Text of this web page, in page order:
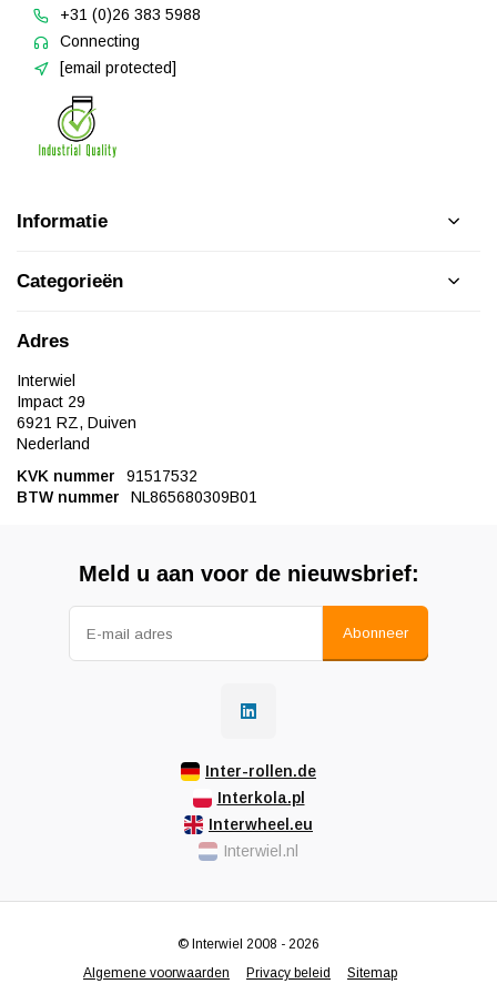
+31 (0)26 383 5988
Connecting
[email protected]
Informatie
Categorieën
Adres
Interwiel
Impact 29
6921 RZ, Duiven
Nederland
KVK nummer
91517532
BTW nummer
NL865680309B01
Meld u aan voor de nieuwsbrief:
Abonneer
Inter-rollen.de
Interkola.pl
Interwheel.eu
Interwiel.nl
Algemene voorwaarden Privacy beleid Sitemap
© Interwiel 2008 - 2026